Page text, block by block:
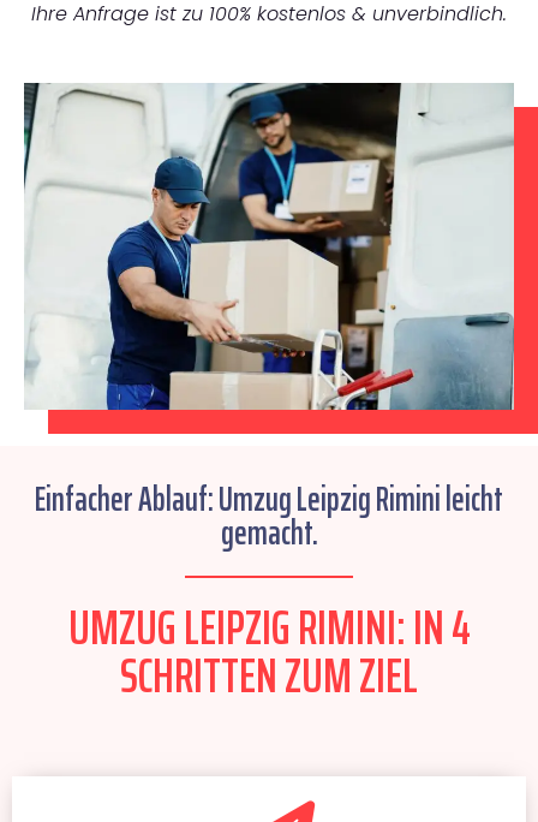
Ihre Anfrage ist zu 100% kostenlos & unverbindlich.
Einfacher Ablauf: Umzug Leipzig Rimini leicht
gemacht.
UMZUG LEIPZIG RIMINI: IN 4
SCHRITTEN ZUM ZIEL